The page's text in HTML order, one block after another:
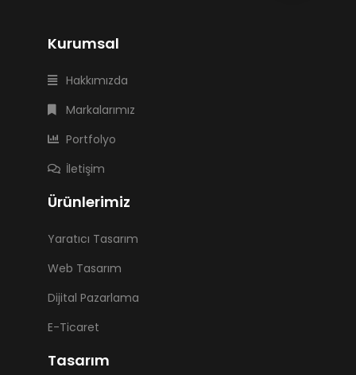
Kurumsal
Hakkımızda
Markalarımız
Portfolyo
İletişim
Ürünlerimiz
Yaratıcı Tasarım
Web Tasarım
Dijital Pazarlama
E-Ticaret
Tasarım